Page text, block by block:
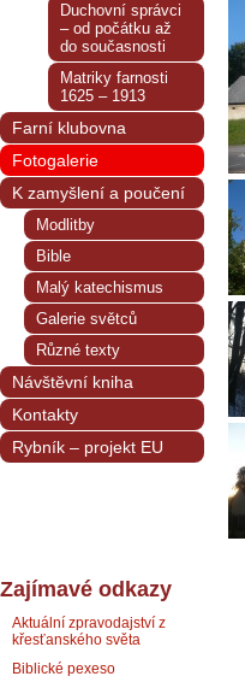
Duchovní správci
– od počátku až
do současnosti
Matriky farnosti
1625 – 1913
Farní klubovna
Fotogalerie
K zamyšlení a poučení
Modlitby
Bible
Malý katechismus
Galerie světců
Různé texty
Návštěvní kniha
Kontakty
Rybník – projekt EU
Zajímavé odkazy
Aktuální zpravodajství z
křesťanského světa
Biblické pexeso